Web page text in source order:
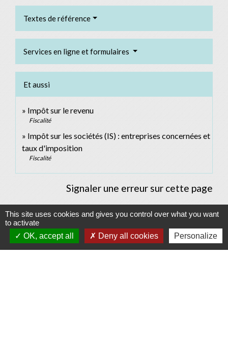
Textes de référence
Services en ligne et formulaires
Et aussi
Impôt sur le revenu
Fiscalité
Impôt sur les sociétés (IS) : entreprises concernées et
taux d'imposition
Fiscalité
Signaler une erreur sur cette page
Contacts
This site uses cookies and gives you control over what you want
to activate
OK, accept all
Deny all cookies Personalize